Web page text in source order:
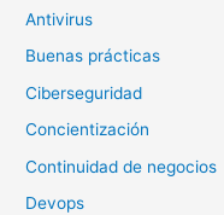
Antivirus
Buenas prácticas
Ciberseguridad
Concientización
Continuidad de negocios
Devops